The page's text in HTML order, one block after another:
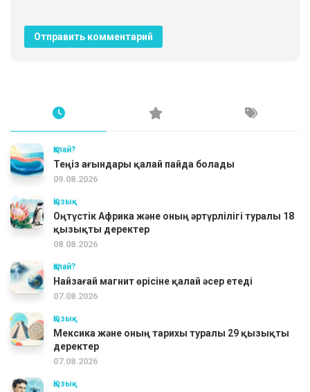
Қалай?
Теңіз ағындары қалай пайда болады
09.08.2026
Қызық
Оңтүстік Африка және оның әртүрлілігі туралы 18
қызықты деректер
08.08.2026
Қалай?
Найзағай магнит өрісіне қалай әсер етеді
07.08.2026
Қызық
Мексика және оның тарихы туралы 29 қызықты
деректер
07.08.2026
Қызық